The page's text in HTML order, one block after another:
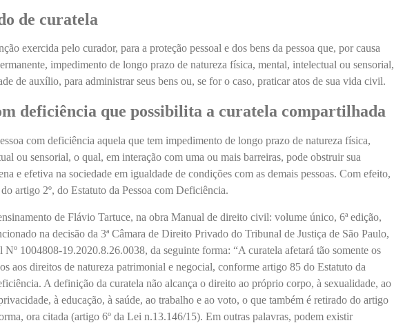
de curatela
exercida pelo curador, para a proteção pessoal e dos bens da pessoa que, por causa
impedimento de longo prazo de natureza física, mental, intelectual ou sensorial,
de auxílio, para administrar seus bens ou, se for o caso, praticar atos de sua vida civil.
deficiência que possibilita a curatela compartilhada
com deficiência aquela que tem impedimento de longo prazo de natureza física,
ou sensorial, o qual, em interação com uma ou mais barreiras, pode obstruir sua
e efetiva na sociedade em igualdade de condições com as demais pessoas. Com efeito,
do artigo 2º, do Estatuto da Pessoa com Deficiência.
de Flávio Tartuce, na obra Manual de direito civil: volume único, 6ª edição,
na decisão da 3ª Câmara de Direito Privado do Tribunal de Justiça de São Paulo,
Nº 1004808-19.2020.8.26.0038, da seguinte forma: “A curatela afetará tão somente os
aos direitos de natureza patrimonial e negocial, conforme artigo 85 do Estatuto da
A definição da curatela não alcança o direito ao próprio corpo, à sexualidade, ao
à educação, à saúde, ao trabalho e ao voto, o que também é retirado do artigo
ora citada (artigo 6º da Lei n.13.146/15). Em outras palavras, podem existir